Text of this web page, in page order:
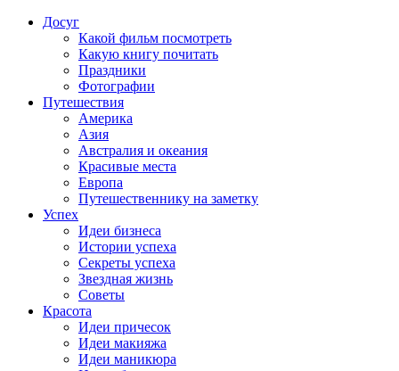
Досуг
Какой фильм посмотреть
Какую книгу почитать
Праздники
Фотографии
Путешествия
Америка
Азия
Австралия и океания
Красивые места
Европа
Путешественнику на заметку
Успех
Идеи бизнеса
Истории успеха
Секреты успеха
Звездная жизнь
Советы
Красота
Идеи причесок
Идеи макияжа
Идеи маникюра